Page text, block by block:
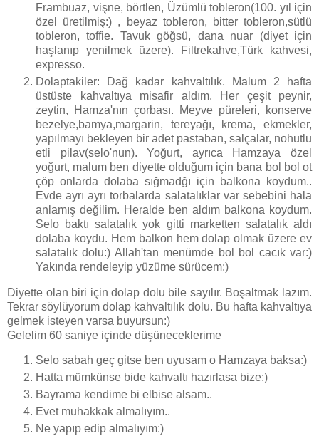
Frambuaz, vişne, börtlen, Üzümlü tobleron(100. yıl için
özel üretilmiş:) , beyaz tobleron, bitter tobleron,sütlü
tobleron, toffie. Tavuk göğsü, dana nuar (diyet için
haşlanıp yenilmek üzere). Filtrekahve,Türk kahvesi,
expresso.
Dolaptakiler: Dağ kadar kahvaltılık. Malum 2 hafta
üstüste kahvaltıya misafir aldım. Her çeşit peynir,
zeytin, Hamza'nın çorbası. Meyve püreleri, konserve
bezelye,bamya,margarin, tereyağı, krema, ekmekler,
yapılmayı bekleyen bir adet pastaban, salçalar, nohutlu
etli pilav(selo'nun). Yoğurt, ayrıca Hamzaya özel
yoğurt, malum ben diyette olduğum için bana bol bol ot
çöp onlarda dolaba sığmadğı için balkona koydum..
Evde ayrı ayrı torbalarda salatalıklar var sebebini hala
anlamış değilim. Heralde ben aldım balkona koydum.
Selo baktı salatalık yok gitti marketten salatalık aldı
dolaba koydu. Hem balkon hem dolap olmak üzere ev
salatalık dolu:) Allah'tan menümde bol bol cacık var:)
Yakında rendeleyip yüzüme sürücem:)
Diyette olan biri için dolap dolu bile sayılır. Boşaltmak lazım.
Tekrar söylüyorum dolap kahvaltılık dolu. Bu hafta kahvaltıya
gelmek isteyen varsa buyursun:)
Gelelim 60 saniye içinde düşüneceklerime
Selo sabah geç gitse ben uyusam o Hamzaya baksa:)
Hatta mümkünse bide kahvaltı hazırlasa bize:)
Bayrama kendime bi elbise alsam..
Evet muhakkak almalıyım..
Ne yapıp edip almalıyım:)